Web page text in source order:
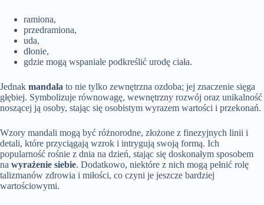
ramiona,
przedramiona,
uda,
dłonie,
gdzie mogą wspaniale podkreślić urodę ciała.
Jednak mandala to nie tylko zewnętrzna ozdoba; jej znaczenie sięga
głębiej. Symbolizuje równowagę, wewnętrzny rozwój oraz unikalność
noszącej ją osoby, stając się osobistym wyrazem wartości i przekonań.
Wzory mandali mogą być różnorodne, złożone z finezyjnych linii i
detali, które przyciągają wzrok i intrygują swoją formą. Ich
popularność rośnie z dnia na dzień, stając się doskonałym sposobem
na wyrażenie siebie. Dodatkowo, niektóre z nich mogą pełnić rolę
talizmanów zdrowia i miłości, co czyni je jeszcze bardziej
wartościowymi.